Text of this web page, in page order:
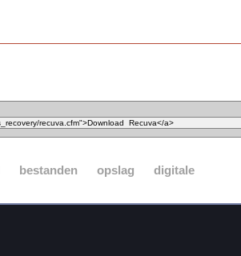
bestanden opslag digitale